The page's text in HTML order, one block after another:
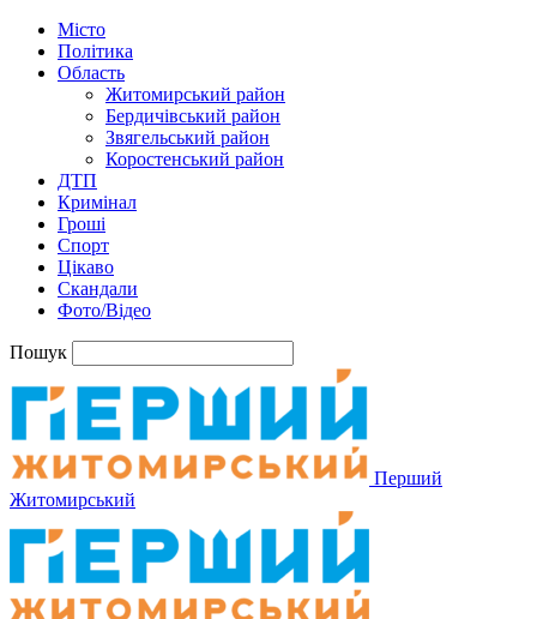
Місто
Політика
Область
Житомирський район
Бердичівський район
Звягельський район
Коростенський район
ДТП
Кримінал
Гроші
Спорт
Цікаво
Скандали
Фото/Відео
Пошук
Перший
Житомирський